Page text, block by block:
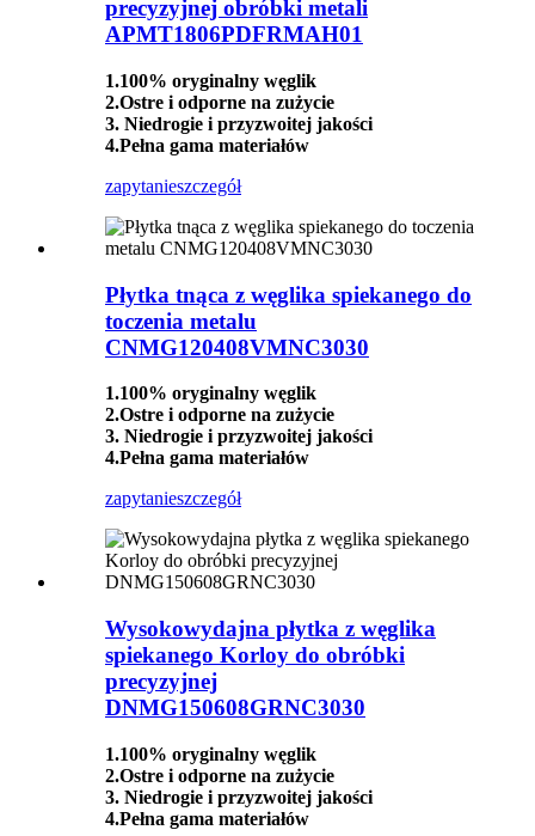
precyzyjnej obróbki metali
APMT1806PDFRMAH01
1.100% oryginalny węglik
2.Ostre i odporne na zużycie
3. Niedrogie i przyzwoitej jakości
4.Pełna gama materiałów
zapytanieszczegół
Płytka tnąca z węglika spiekanego do
toczenia metalu
CNMG120408VMNC3030
1.100% oryginalny węglik
2.Ostre i odporne na zużycie
3. Niedrogie i przyzwoitej jakości
4.Pełna gama materiałów
zapytanieszczegół
Wysokowydajna płytka z węglika
spiekanego Korloy do obróbki
precyzyjnej
DNMG150608GRNC3030
1.100% oryginalny węglik
2.Ostre i odporne na zużycie
3. Niedrogie i przyzwoitej jakości
4.Pełna gama materiałów